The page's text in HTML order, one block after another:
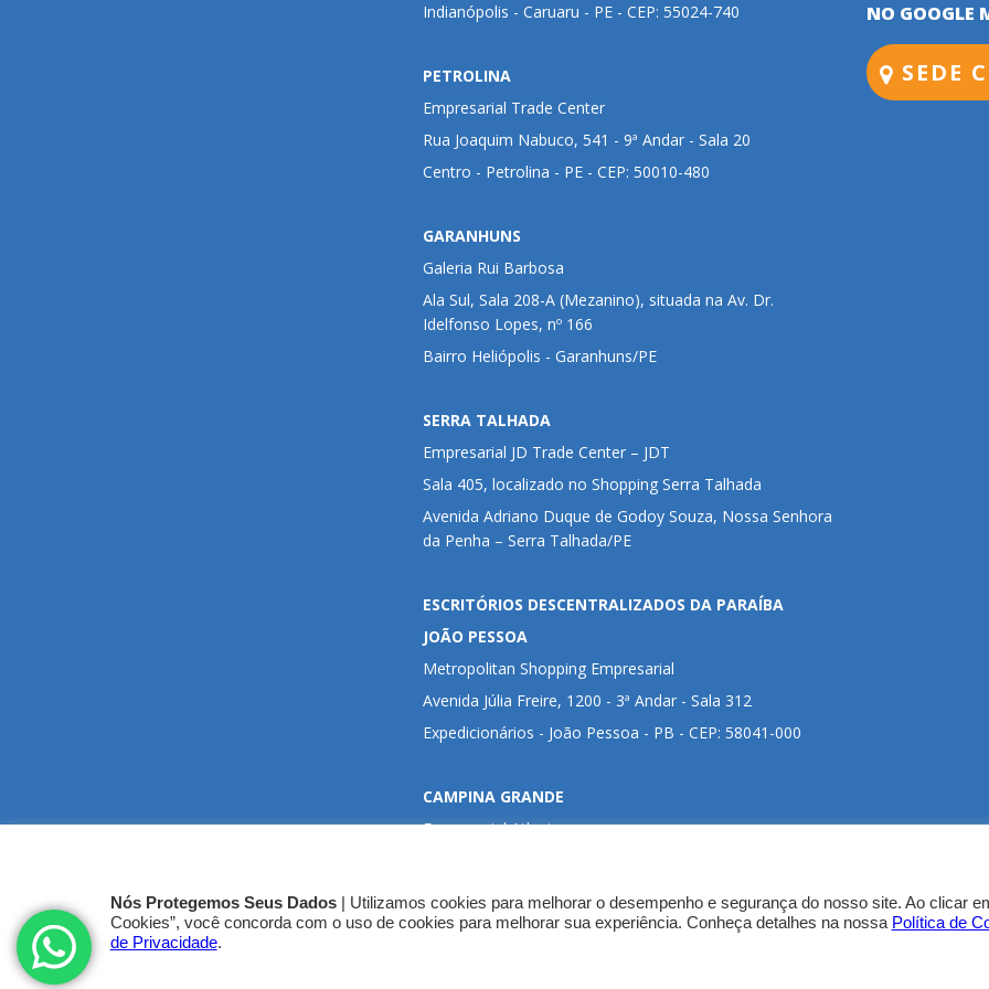
Indianópolis - Caruaru - PE - CEP: 55024-740
PETROLINA
Empresarial Trade Center
Rua Joaquim Nabuco, 541 - 9ª Andar - Sala 20
Centro - Petrolina - PE - CEP: 50010-480
GARANHUNS
Galeria Rui Barbosa
Ala Sul, Sala 208-A (Mezanino), situada na Av. Dr.
Idelfonso Lopes, nº 166
Bairro Heliópolis - Garanhuns/PE
SERRA TALHADA
Empresarial JD Trade Center – JDT
Sala 405, localizado no Shopping Serra Talhada
Avenida Adriano Duque de Godoy Souza, Nossa Senhora
da Penha – Serra Talhada/PE
ESCRITÓRIOS DESCENTRALIZADOS DA PARAÍBA
JOÃO PESSOA
Metropolitan Shopping Empresarial
Avenida Júlia Freire, 1200 - 3ª Andar - Sala 312
Expedicionários - João Pessoa - PB - CEP: 58041-000
CAMPINA GRANDE
Empresarial Atlanta
Catolé - Campina Grande - PB - CEP: 58410-340
NO GOOGLE
SEDE
Nós Protegemos Seus Dados| Utilizamos cookies para melhorar o desempenho e segurança do nosso site. Ao clicar
Cookies”, você concorda com o uso de cookies para melhorar sua experiência. Conheça detalhes na nossa Política de
de Privacidade.